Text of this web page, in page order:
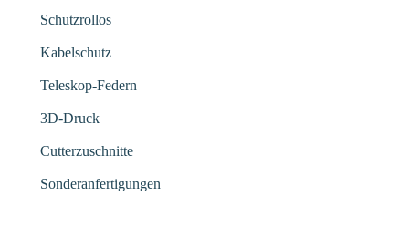
Schutzrollos
Kabelschutz
Teleskop-Federn
3D-Druck
Cutterzuschnitte
Sonderanfertigungen